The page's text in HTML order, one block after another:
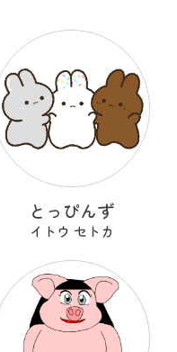
とっぴんず
イトウ セトカ